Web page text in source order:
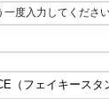
度入力してください